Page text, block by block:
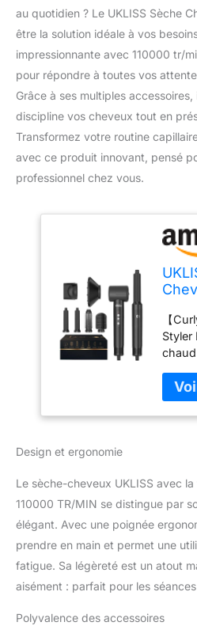
au quotidien ? Le UKLISS Sèche
être la solution idéale à vos
impressionnante avec 110000 tr/
pour répondre à toutes vos
Grâce à ses multiples
discipline vos cheveux tout en
Transformez votre routine
avec ce produit innovant, pensé
professionnel chez vous.
TR/
en 1
【
Styler
1
à air
les
coiffer
Design et ergonomie
Le sèche-cheveux UKLISS avec
110000 TR/MIN se distingue par
élégant. Avec une poignée
prendre en main et permet une
fatigue. Sa légèreté est un atout
aisément : parfait pour les
Polyvalence des accessoires